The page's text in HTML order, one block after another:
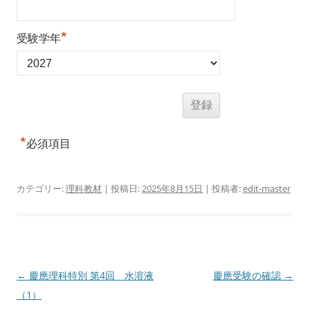
受験学年*
*必須項目
カテゴリー:理科教材 | 投稿日:2025年8月15日 | 投稿者:edit-master
投
稿
← 慶應理科特別 第4回 水溶液
（1）
慶應受験の確認 →